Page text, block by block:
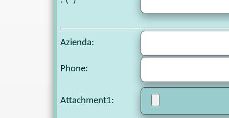
Azienda:
Phone:
Attachment1: